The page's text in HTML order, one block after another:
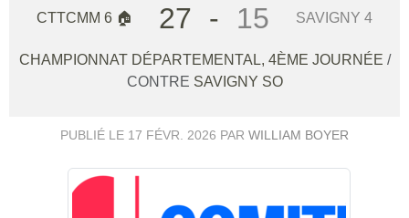
CTTCMM 6 🏠 27 - 15 SAVIGNY 4
CHAMPIONNAT DÉPARTEMENTAL, 4ÈME JOURNÉE /
CONTRE SAVIGNY SO
PUBLIÉ LE 17 FÉVR. 2026 PAR WILLIAM BOYER